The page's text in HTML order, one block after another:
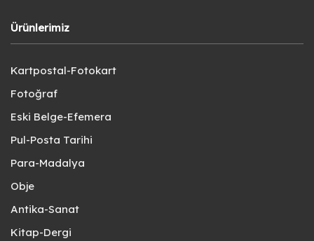
Ürünlerimiz
Kartpostal-Fotokart
Fotoğraf
Eski Belge-Efemera
Pul-Posta Tarihi
Para-Madalya
Obje
Antika-Sanat
Kitap-Dergi